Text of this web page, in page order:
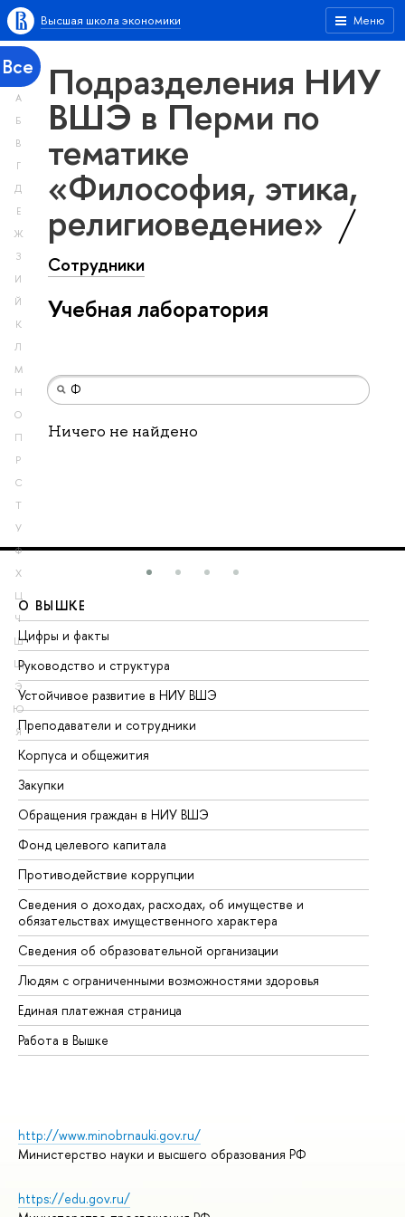
Меню
Высшая школа экономики
Все
А
Б
В
Г
Д
Е
Ж
З
И
Й
К
Л
М
Н
О
П
Р
С
Т
У
Ф
Х
Ц
Ч
Ш
Щ
Э
Ю
Я
Подразделения НИУ
ВШЭ в Перми по
тематике
«Философия, этика,
религиоведение»
Сотрудники
Учебная лаборатория
Ничего не найдено
О ВЫШКЕ
Цифры и факты
Руководство и структура
Устойчивое развитие в НИУ ВШЭ
Преподаватели и сотрудники
Корпуса и общежития
Закупки
Обращения граждан в НИУ ВШЭ
Фонд целевого капитала
Противодействие коррупции
Сведения о доходах, расходах, об имуществе и
обязательствах имущественного характера
Сведения об образовательной организации
Людям с ограниченными возможностями здоровья
Единая платежная страница
Работа в Вышке
http://www.minobrnauki.gov.ru/
Министерство науки и высшего образования РФ
https://edu.gov.ru/